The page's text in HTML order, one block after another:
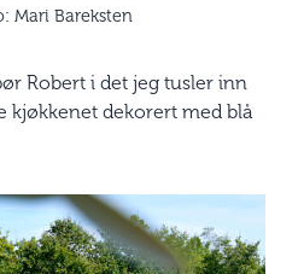
Mari Bareksten
Robert i det jeg tusler inn
kjøkkenet dekorert med blå